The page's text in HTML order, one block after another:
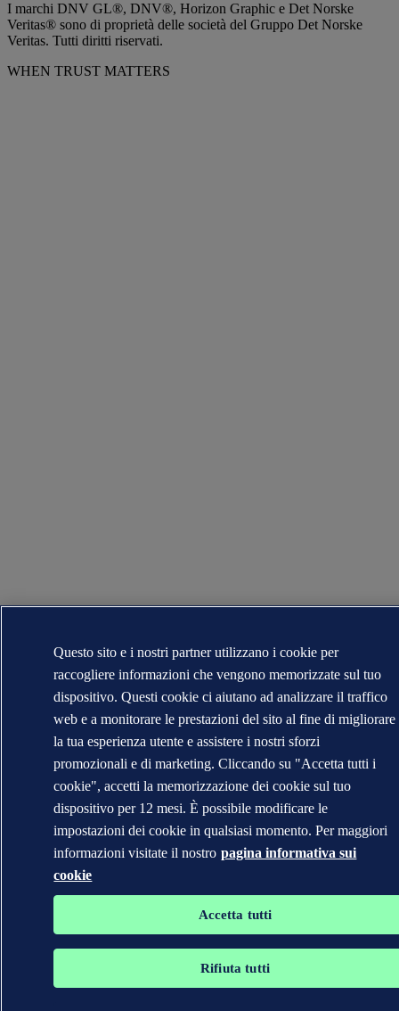
I marchi DNV GL®, DNV®, Horizon Graphic e Det Norske
Veritas® sono di proprietà delle società del Gruppo Det Norske
Veritas. Tutti diritti riservati.
WHEN TRUST MATTERS
Questo sito e i nostri partner utilizzano i cookie per
raccogliere informazioni che vengono memorizzate sul tuo
dispositivo. Questi cookie ci aiutano ad analizzare il traffico
web e a monitorare le prestazioni del sito al fine di migliorare
la tua esperienza utente e assistere i nostri sforzi
promozionali e di marketing. Cliccando su "Accetta tutti i
cookie", accetti la memorizzazione dei cookie sul tuo
dispositivo per 12 mesi. È possibile modificare le
impostazioni dei cookie in qualsiasi momento. Per maggiori
informazioni visitate il nostro pagina informativa sui
cookie
Accetta tutti
Rifiuta tutti